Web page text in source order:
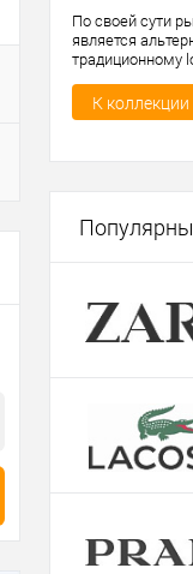
По своей сути
является
традиционному
людей
прочитать рыбу
К коллекции